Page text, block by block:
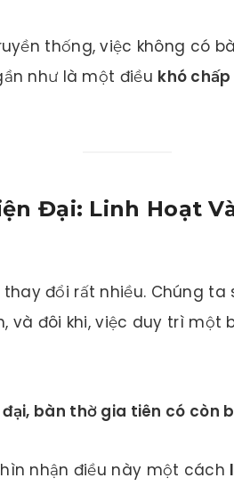
thống, việc không có
như là một điều khó chấp
Đại: Linh Hoạt
đổi rất nhiều. Chúng
và đôi khi, việc duy trì một
bàn thờ gia tiên có còn
nhận điều này một cách